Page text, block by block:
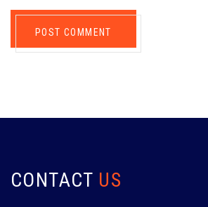
POST COMMENT
CONTACT US